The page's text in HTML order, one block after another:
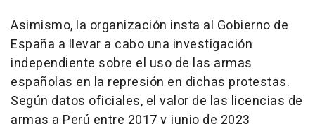
Asimismo, la organización insta al Gobierno de
España a llevar a cabo una investigación
independiente sobre el uso de las armas
españolas en la represión en dichas protestas.
Según datos oficiales, el valor de las licencias de